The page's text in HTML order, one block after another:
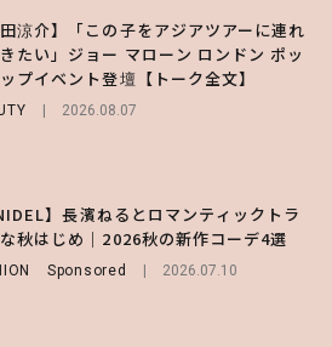
田涼介】「この子をアジアツアーに連れ
たい」ジョー マローン ロンドン ポッ
プイベント登壇【トーク全文】
2026.08.07
】長濱ねるとロマンティックトラ
秋はじめ｜2026秋の新作コーデ4選
Sponsored 2026.07.10
香澄】理想のスタイルはどう作る？体型
の秘訣や夏の過ごし方など独占インタ
！
2026.07.31
ローキティ】がスシローと初コラボ♡
の気になるメニュー＆限定グッズを総
ク！
2026.07.31
録】総柄ハローキティが可愛すぎ♡ 紀
コラボの“優秀保冷バッグ”は夏の強
！【オトナミューズ9月号増刊】
2026.07.12
まりあ】夏は“シアースカート”でさり
く肌見せ！透け感のニュアンスを楽しめ
トハブアイテム4選